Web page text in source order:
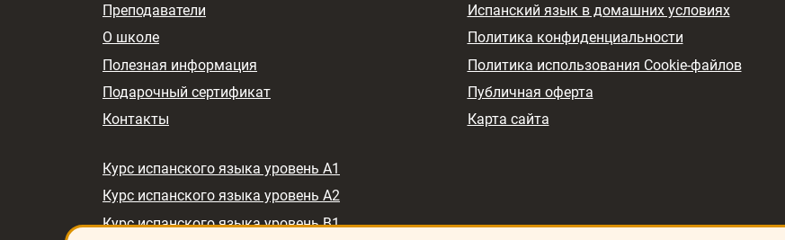
Преподаватели
О школе
Полезная информация
Подарочный сертификат
Контакты
Испанский язык в домашних условиях
Политика конфиденциальности
Политика использования Cookie-файлов
Публичная оферта
Карта сайта
Курс испанского языка уровень A1
Курс испанского языка уровень A2
Курс испанского языка уровень B1